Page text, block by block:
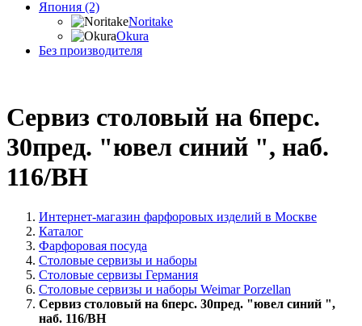
Япония (2)
Noritake
Okura
Без производителя
Сервиз столовый на 6перс.
30пред. "ювел синий ", наб.
116/BH
Интернет-магазин фарфоровых изделий в Москве
Каталог
Фарфоровая посуда
Столовые сервизы и наборы
Столовые сервизы Германия
Столовые сервизы и наборы Weimar Porzellan
Сервиз столовый на 6перс. 30пред. "ювел синий ",
наб. 116/BH